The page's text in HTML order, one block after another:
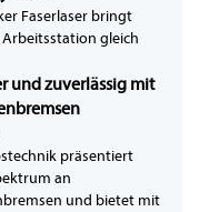
Faserlaser bringt
gleich
und zuverlässig mit
präsentiert
an
und bietet mit